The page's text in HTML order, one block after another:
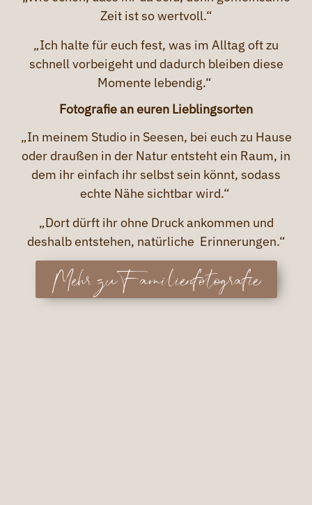
Zeit ist so wertvoll.“
„Ich halte für euch fest, was im Alltag oft zu
schnell vorbeigeht und dadurch bleiben diese
Momente lebendig.“
Fotografie an euren Lieblingsorten
„In meinem Studio in Seesen, bei euch zu Hause
oder draußen in der Natur entsteht ein Raum, in
dem ihr einfach ihr selbst sein könnt, sodass
echte Nähe sichtbar wird.“
„Dort dürft ihr ohne Druck ankommen und
deshalb entstehen, natürliche Erinnerungen.“
Mehr zu Familienfotografie